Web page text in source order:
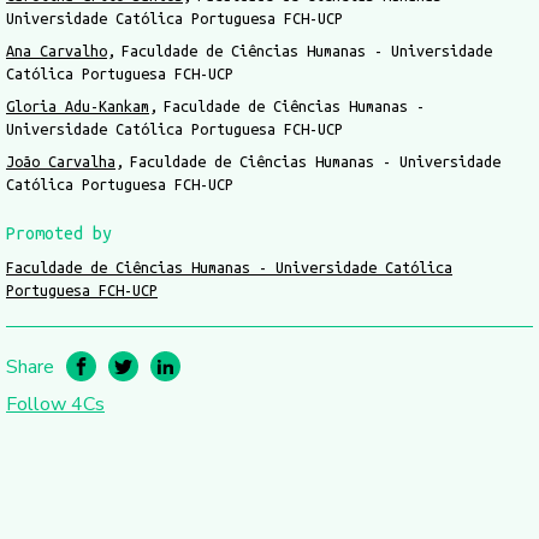
Universidade Católica Portuguesa FCH-UCP
Ana Carvalho
Faculdade de Ciências Humanas - Universidade
Católica Portuguesa FCH-UCP
Gloria Adu-Kankam
Faculdade de Ciências Humanas -
Universidade Católica Portuguesa FCH-UCP
João Carvalha
Faculdade de Ciências Humanas - Universidade
Católica Portuguesa FCH-UCP
Promoted by
Faculdade de Ciências Humanas - Universidade Católica
Portuguesa FCH-UCP
Share
Follow 4Cs